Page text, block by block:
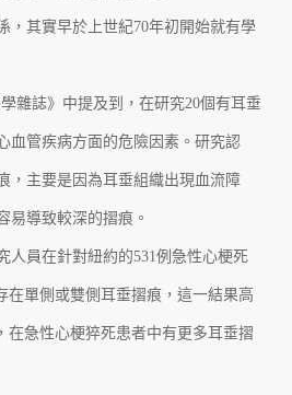
，其實早於上世紀70年初開始就有學
雜誌》中提及到，在研究20個有耳垂
血管疾病方面的危險因素。研究認
，主要是因為耳垂組織出現血流障
易導致較深的摺痕。
人員在針對紐約的531例急性心梗死
在單側或雙側耳垂摺痕，這一結果高
在急性心梗猝死患者中有更多耳垂摺